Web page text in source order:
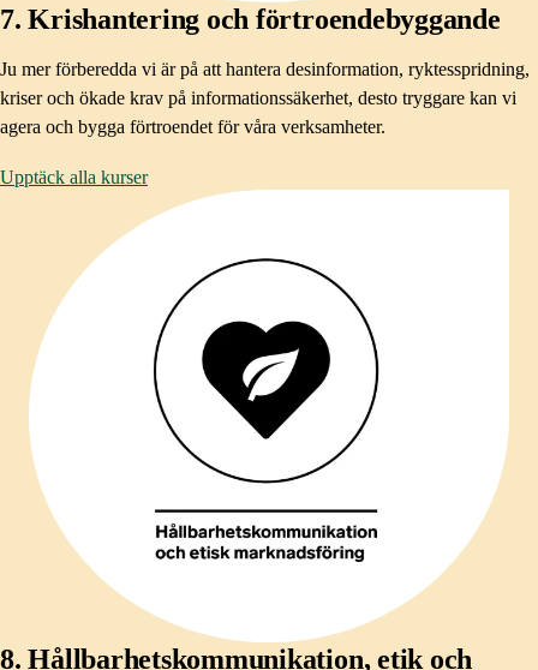
7. Krishantering och förtroendebyggande​
Ju mer förberedda vi är på att hantera desinformation, ryktesspridning,
kriser och ökade krav på informationssäkerhet, desto tryggare kan vi
agera och bygga förtroendet för våra verksamheter. ​
Upptäck alla kurser
8. Hållbarhetskommunikation, etik​ och